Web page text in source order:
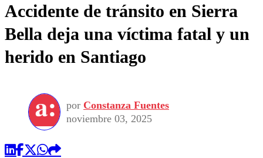
Accidente de tránsito en Sierra
Bella deja una víctima fatal y un
herido en Santiago
por Constanza Fuentes
noviembre 03, 2025